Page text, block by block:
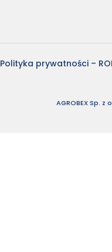
Polityka prywatności –
AGROBEX Sp.